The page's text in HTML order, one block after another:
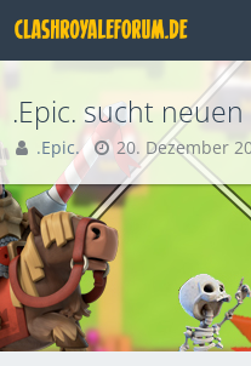
.Epic. sucht
.Epic. 20. Dezember